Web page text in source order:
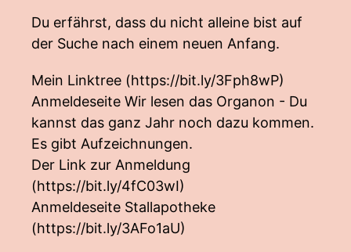
Du erfährst, dass du nicht alleine bist auf
der Suche nach einem neuen Anfang.
Mein Linktree (https://bit.ly/3Fph8wP)
Anmeldeseite Wir lesen das Organon - Du
kannst das ganz Jahr noch dazu kommen.
Es gibt Aufzeichnungen.
Der Link zur Anmeldung
(https://bit.ly/4fC03wI)
Anmeldeseite Stallapotheke
(https://bit.ly/3AFo1aU)